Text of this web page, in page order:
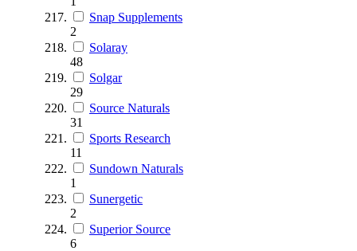
Snap Supplements
2
Solaray
48
Solgar
29
Source Naturals
31
Sports Research
11
Sundown Naturals
1
Sunergetic
2
Superior Source
6